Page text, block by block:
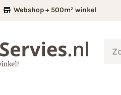
Webshop + 500m² winkel